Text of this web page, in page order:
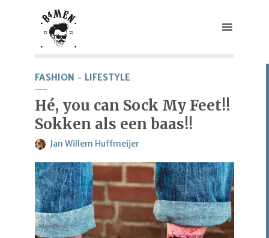
FASHION LIFESTYLE
Hé, you can Sock My Feet!!
Sokken als een baas!!
Jan Willem Huffmeijer